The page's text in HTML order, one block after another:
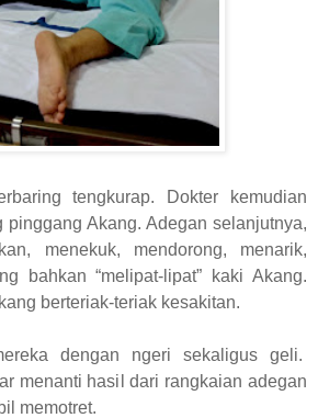
tengkurap. Dokter kemudian
pinggang Akang. Adegan selanjutnya,
menekuk, mendorong, menarik,
bahkan “melipat-lipat” kaki Akang.
berteriak-teriak kesakitan.
dengan ngeri sekaligus geli.
menanti hasil dari rangkaian adegan
memotret.